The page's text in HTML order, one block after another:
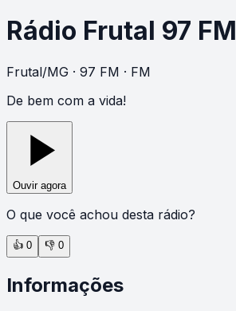
Rádio Frutal 97 FM
Frutal/MG · 97 FM · FM
De bem com a vida!
Ouvir agora
O que você achou desta rádio?
👍 0 👎 0
Informações